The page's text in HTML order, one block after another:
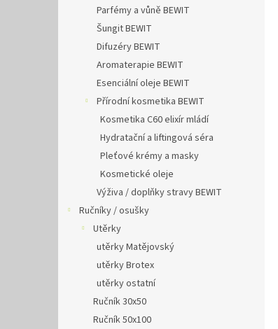
Parfémy a vůně BEWIT
Šungit BEWIT
Difuzéry BEWIT
Aromaterapie BEWIT
Esenciální oleje BEWIT
Přírodní kosmetika BEWIT
Kosmetika C60 elixír mládí
Hydratační a liftingová séra
Pleťové krémy a masky
Kosmetické oleje
Výživa / doplňky stravy BEWIT
Ručníky / osušky
Utěrky
utěrky Matějovský
utěrky Brotex
utěrky ostatní
Ručník 30x50
Ručník 50x100